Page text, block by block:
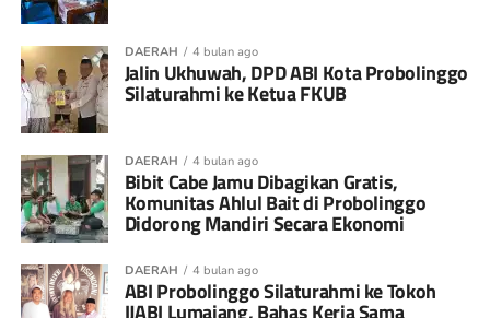
DAERAH 4 bulan ago
Jalin Ukhuwah, DPD ABI Kota Probolinggo
Silaturahmi ke Ketua FKUB
DAERAH 4 bulan ago
Bibit Cabe Jamu Dibagikan Gratis,
Komunitas Ahlul Bait di Probolinggo
Didorong Mandiri Secara Ekonomi
DAERAH 4 bulan ago
ABI Probolinggo Silaturahmi ke Tokoh
IJABI Lumajang, Bahas Kerja Sama